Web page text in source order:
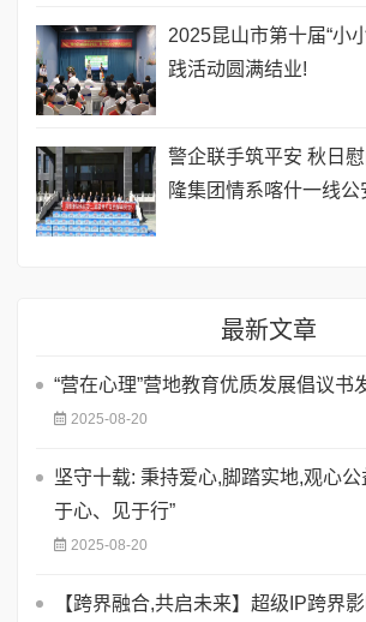
2025昆山市第十届“小
践活动圆满结业!
警企联手筑平安 秋日
隆集团情系喀什一线公
最新文章
“营在心理”营地教育优质发展倡议书
2025-08-20
坚守十载: 秉持爱心,脚踏实地,观心公
于心、见于行”
2025-08-20
【跨界融合,共启未来】超级IP跨界